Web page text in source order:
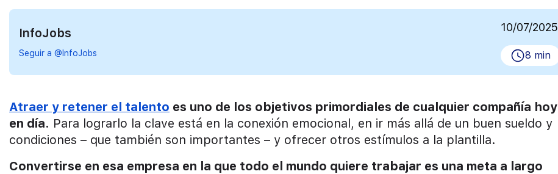
InfoJobs
Seguir a @InfoJobs
10/07/2025
8 min
Atraer y retener el talento es uno de los objetivos primordiales de cualquier compañía hoy
en día. Para lograrlo la clave está en la conexión emocional, en ir más allá de un buen sueldo y
condiciones – que también son importantes – y ofrecer otros estímulos a la plantilla.
Convertirse en esa empresa en la que todo el mundo quiere trabajar es una meta a largo